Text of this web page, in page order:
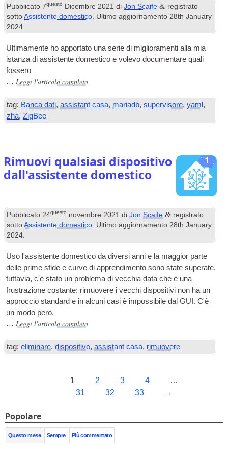
Pubblicato7questo Dicembre 2021 diJon Scaife & registrato
sottoAssistente domestico . Ultimo aggiornamento 28th January
2024
Ultimamente ho apportato una serie di miglioramenti alla mia
istanza di assistente domestico e volevo documentare quali
fossero
… Leggi l'articolo completo
tag: Banca dati,assistant casa, mariadb,supervisore,yaml ,
zha,ZigBee
1
Rimuovi qualsiasi dispositivo
dall'assistente domestico
Pubblicato 24questo novembre 2021 diJon Scaife & registrato
sottoAssistente domestico . Ultimo aggiornamento 28th January
2024
Uso l'assistente domestico da diversi anni e la maggior parte
delle prime sfide e curve di apprendimento sono state superate.
tuttavia, c'è stato un problema di vecchia data che è una
frustrazione costante: rimuovere i vecchi dispositivi non ha un
approccio standard e in alcuni casi è impossibile dalGUI . C'è
un modo però.
… Leggi l'articolo completo
tag: eliminare,dispositivo,assistant casa, rimuovere
1 2 3 4
…
31
32 33 →
Popolare
Questo mese Sempre Più commentato